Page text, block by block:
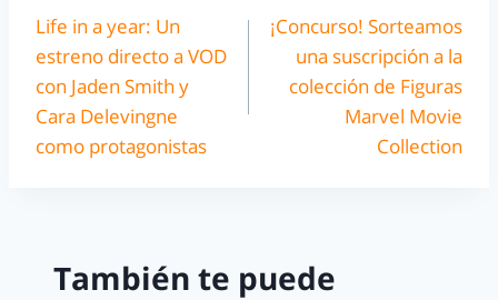
Life in a year: Un
estreno directo a VOD
con Jaden Smith y
Cara Delevingne
como protagonistas
¡Concurso! Sorteamos
una suscripción a la
colección de Figuras
Marvel Movie
Collection
También te puede